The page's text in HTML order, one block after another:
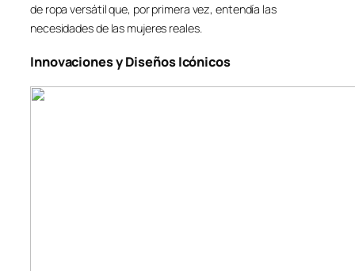
de ropa versátil que, por primera vez, entendía las
necesidades de las mujeres reales.
Innovaciones y Diseños Icónicos